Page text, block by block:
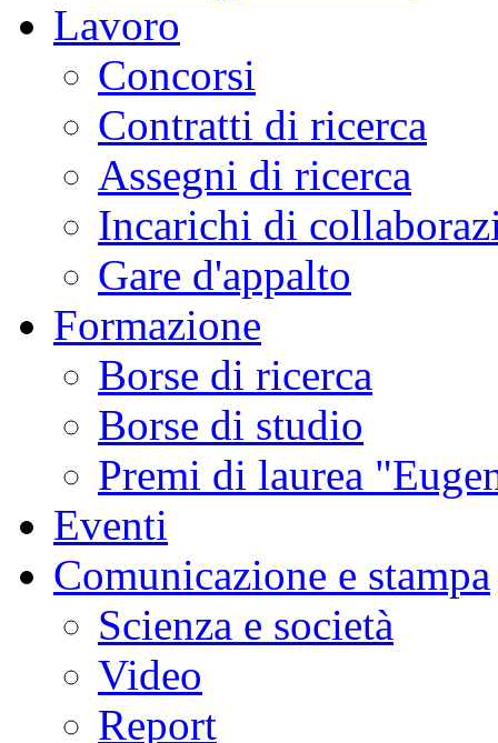
Lavoro
Concorsi
Contratti di ricerca
Assegni di ricerca
Incarichi di
Gare d'appalto
Formazione
Borse di ricerca
Borse di studio
Premi di laurea
Eventi
Comunicazione e stampa
Scienza e società
Video
Report